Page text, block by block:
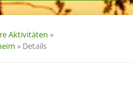
Aktivitäten »
» Details